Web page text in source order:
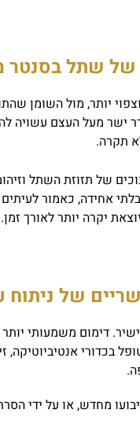
של שתל
יותר, מול השומן
ישר מעל העצם עשויה
תקרה.
של תזוזת השתל
אחידה, כאמור
יקרה יותר לאורך
של ניתוח
דימום משמעותי
בכדורי
מחדש, או על ידי